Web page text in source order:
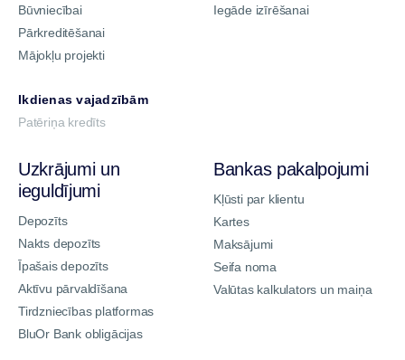
Būvniecībai
Pārkreditēšanai
Mājokļu projekti
Iegāde izīrēšanai
Ikdienas vajadzībām
Patēriņa kredīts
Uzkrājumi un
ieguldījumi
Depozīts
Nakts depozīts
Īpašais depozīts
Aktīvu pārvaldīšana
Tirdzniecības platformas
BluOr Bank obligācijas
Bankas pakalpojumi
Kļūsti par klientu
Kartes
Maksājumi
Seifa noma
Valūtas kalkulators un maiņa